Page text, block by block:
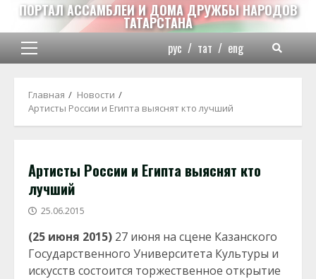
Перейти
содержимому
ПОРТАЛ АССАМБЛЕИ И ДОМА ДРУЖБЫ НАРОДОВ
ТАТАРСТАНА
Основное
рус / тат / eng
Главная
Новости
Артисты России и Египта выяснят кто лучший
Артисты России и Египта выяснят кто
лучший
25.06.2015
(25 июня 2015) 27 июня на сцене Казанского
Государственного Университета Культуры и
искусств состоится торжественное открытие